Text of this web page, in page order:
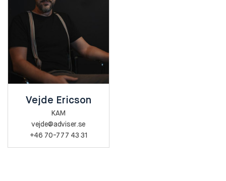
Vejde Ericson
KAM
vejde@adviser.se
+46 70-777 43 31